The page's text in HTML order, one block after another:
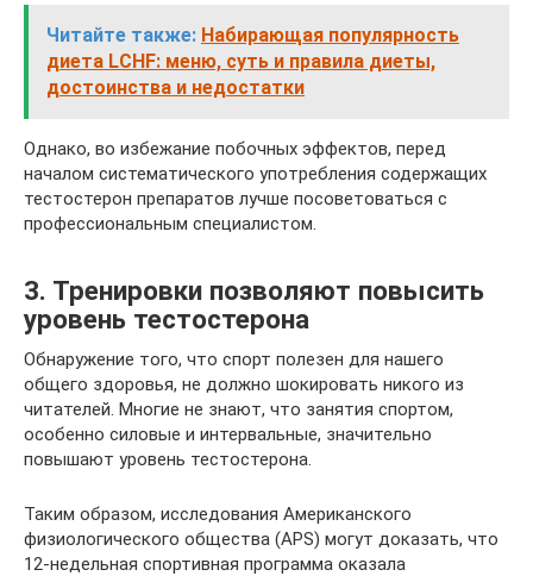
Читайте также: Набирающая популярность
диета LCHF: меню, суть и правила диеты,
достоинства и недостатки
Однако, во избежание побочных эффектов, перед
началом систематического употребления содержащих
тестостерон препаратов лучше посоветоваться с
профессиональным специалистом.
3. Тренировки позволяют повысить
уровень тестостерона
Обнаружение того, что спорт полезен для нашего
общего здоровья, не должно шокировать никого из
читателей. Многие не знают, что занятия спортом,
особенно силовые и интервальные, значительно
повышают уровень тестостерона.
Таким образом, исследования Американского
физиологического общества (APS) могут доказать, что
12-недельная спортивная программа оказала